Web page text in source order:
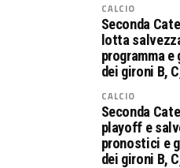
CALCIO
Seconda
lotta
programma
dei gironi B,
CALCIO
Seconda
playoff e
pronostici e
dei gironi B,